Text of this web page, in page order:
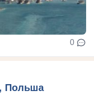
0
Польша